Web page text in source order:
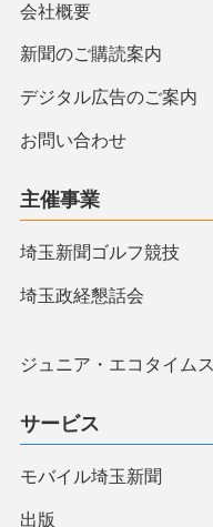
会社概要
新聞のご購読案内
デジタル広告のご案内
お問い合わせ
主催事業
埼玉新聞ゴルフ競技
埼玉政経懇話会
ジュニア・エコタイムス
サービス
モバイル埼玉新聞
出版